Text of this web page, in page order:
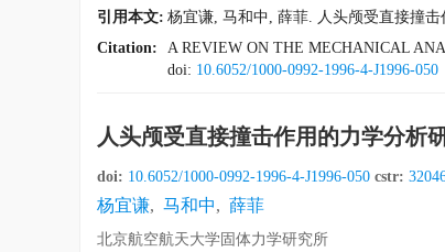
引用本文: 杨宜谦, 马和中, 薛菲. 人头颅受直接撞
Citation:
A REVIEW ON THE MECHANICAL
doi: 10.6052/1000-0992-1996-4-J1996-050
人头颅受直接撞击作用的力学分析
doi: 10.6052/1000-0992-1996-4-J1996-050 cstr:
杨宜谦, 马和中, 薛菲
北京航空航天大学固体力学研究所